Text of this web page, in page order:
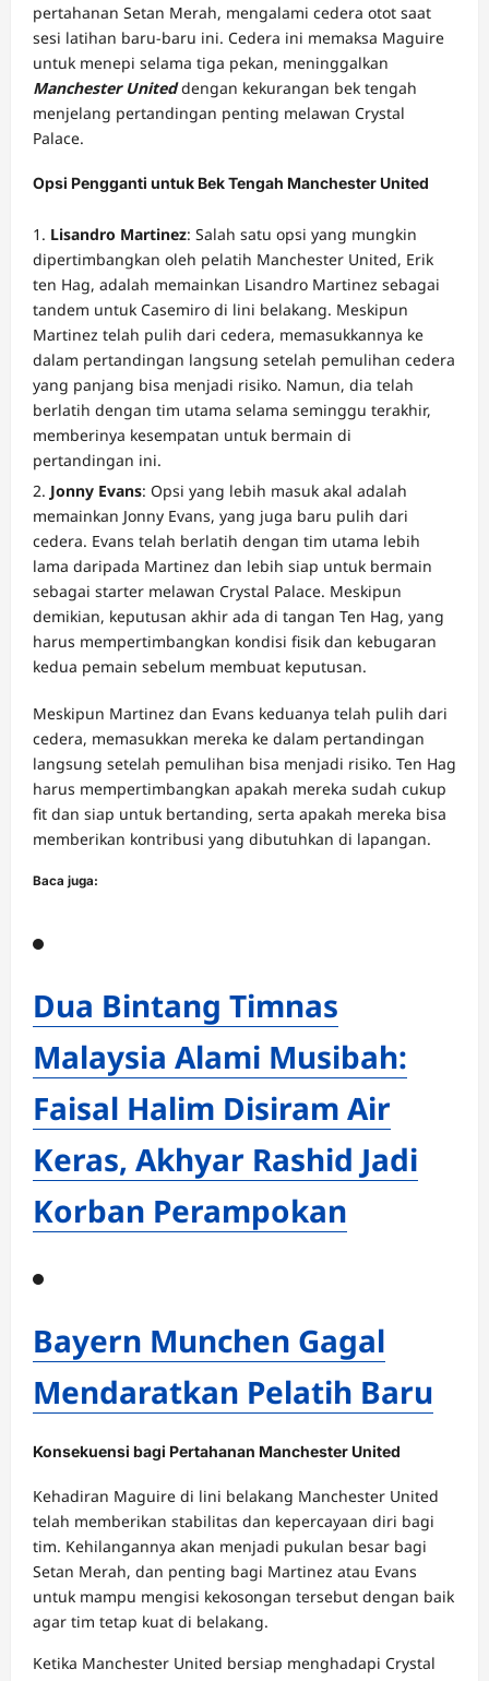
pertahanan Setan Merah, mengalami cedera otot saat
sesi latihan baru-baru ini. Cedera ini memaksa Maguire
untuk menepi selama tiga pekan, meninggalkan
Manchester Uniteddengan kekurangan bek tengah
menjelang pertandingan penting melawan Crystal
Palace.
Opsi Pengganti untuk Bek Tengah Manchester United
Lisandro Martinez: Salah satu opsi yang mungkin
dipertimbangkan oleh pelatih Manchester United, Erik
ten Hag, adalah memainkan Lisandro Martinez sebagai
tandem untuk Casemiro di lini belakang. Meskipun
Martinez telah pulih dari cedera, memasukkannya ke
dalam pertandingan langsung setelah pemulihan cedera
yang panjang bisa menjadi risiko. Namun, dia telah
berlatih dengan tim utama selama seminggu terakhir,
memberinya kesempatan untuk bermain di
pertandingan ini.
Jonny Evans: Opsi yang lebih masuk akal adalah
memainkan Jonny Evans, yang juga baru pulih dari
cedera. Evans telah berlatih dengan tim utama lebih
lama daripada Martinez dan lebih siap untuk bermain
sebagai starter melawan Crystal Palace. Meskipun
demikian, keputusan akhir ada di tangan Ten Hag, yang
harus mempertimbangkan kondisi fisik dan kebugaran
kedua pemain sebelum membuat keputusan.
Meskipun Martinez dan Evans keduanya telah pulih dari
cedera, memasukkan mereka ke dalam pertandingan
langsung setelah pemulihan bisa menjadi risiko. Ten Hag
harus mempertimbangkan apakah mereka sudah cukup
fit dan siap untuk bertanding, serta apakah mereka bisa
memberikan kontribusi yang dibutuhkan di lapangan.
Baca juga:
Dua Bintang Timnas
Malaysia Alami Musibah:
Faisal Halim Disiram Air
Keras, Akhyar Rashid Jadi
Korban Perampokan
Bayern Munchen Gagal
Mendaratkan Pelatih Baru
Konsekuensi bagi Pertahanan Manchester United
Kehadiran Maguire di lini belakang Manchester United
telah memberikan stabilitas dan kepercayaan diri bagi
tim. Kehilangannya akan menjadi pukulan besar bagi
Setan Merah, dan penting bagi Martinez atau Evans
untuk mampu mengisi kekosongan tersebut dengan baik
agar tim tetap kuat di belakang.
Ketika Manchester United bersiap menghadapi Crystal